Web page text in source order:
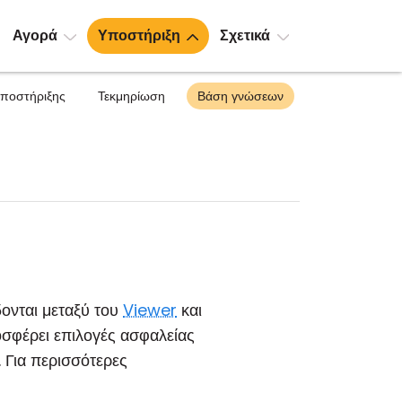
Αγορά Υποστήριξη Σχετικά
Τεκμηρίωση Βάση γνώσεων
μεταξύ του Viewer και
επιλογές ασφαλείας
περισσότερες